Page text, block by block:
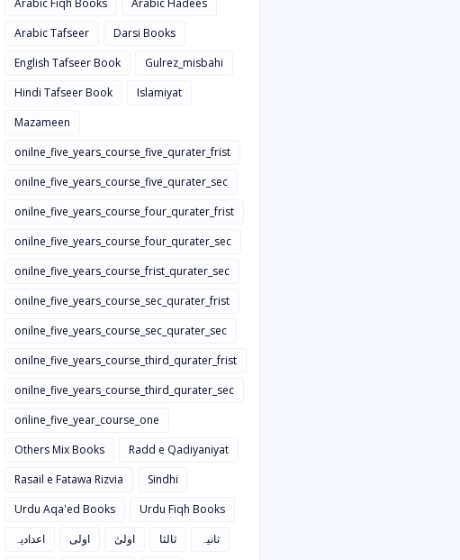
Arabic Fiqh Books
Arabic Hadees
Arabic Tafseer
Darsi Books
English Tafseer Book
Gulrez_misbahi
Hindi Tafseer Book
Islamiyat
Mazameen
onilne_five_years_course_five_qurater_frist
onilne_five_years_course_five_qurater_sec
onilne_five_years_course_four_qurater_frist
onilne_five_years_course_four_qurater_sec
onilne_five_years_course_frist_qurater_sec
onilne_five_years_course_sec_qurater_frist
onilne_five_years_course_sec_qurater_sec
onilne_five_years_course_third_qurater_frist
onilne_five_years_course_third_qurater_sec
online_five_year_course_one
Others Mix Books
Radd e Qadiyaniyat
Rasail e Fatawa Rizvia
Sindhi
Urdu Aqa'ed Books
Urdu Fiqh Books
اعدادیہ
اولی اولیٰ ثالثا
ثانیہ